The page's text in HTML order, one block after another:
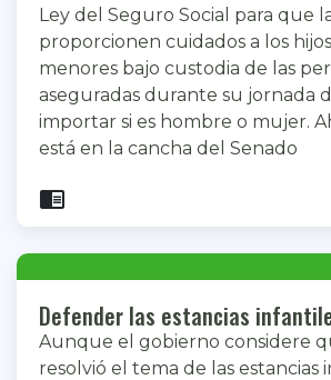
Ley del Seguro Social para que
proporcionen cuidados a los
menores bajo custodia de las
aseguradas durante su jornada
importar si es hombre o mujer.
está en la cancha del Senado
chrome_reader_mode
Defender las estancias
Aunque el gobierno considere
resolvió el tema de las estancias